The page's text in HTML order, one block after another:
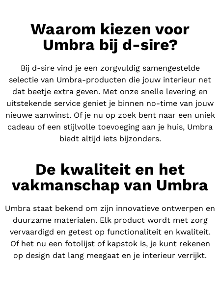
Waarom kiezen voor
Umbra bij d-sire?
Bij d-sire vind je een zorgvuldig samengestelde
selectie van Umbra-producten die jouw interieur net
dat beetje extra geven. Met onze snelle levering en
uitstekende service geniet je binnen no-time van jouw
nieuwe aanwinst. Of je nu op zoek bent naar een uniek
cadeau of een stijlvolle toevoeging aan je huis, Umbra
biedt altijd iets bijzonders.
De kwaliteit en het
vakmanschap van Umbra
Umbra staat bekend om zijn innovatieve ontwerpen en
duurzame materialen. Elk product wordt met zorg
vervaardigd en getest op functionaliteit en kwaliteit.
Of het nu een fotolijst of kapstok is, je kunt rekenen
op design dat lang meegaat en je interieur verrijkt.